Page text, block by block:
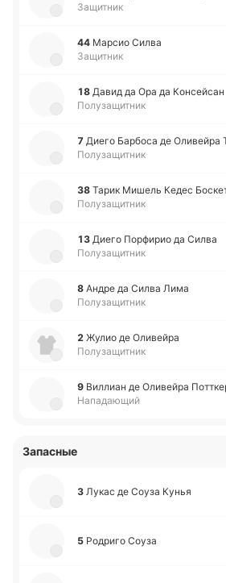
Защитник
44 Марсио Силва
Защитник
18 Давид да Ора да Ко­нсей­сан
Полузащитник
7 Диего Ба­рбо­са де Оли­вей­ра
Полузащитник
38 Тарик Мишель Кедес
Полузащитник
13 Диего По­рфи­рио да Силва
Полузащитник
8 Андре да Силва Лима
Полузащитник
2 Жулио де Оли­вей­ра
Полузащитник
9 Ви­ллиан де Оли­вей­ра
Нападающий
Запасные
3 Лукас де Соуза Кунья
5 Ро­дри­го Соуза